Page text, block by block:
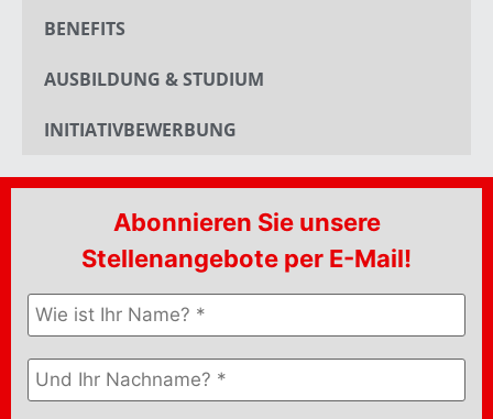
BENEFITS
AUSBILDUNG & STUDIUM
INITIATIVBEWERBUNG
Abonnieren Sie unsere
Stellenangebote per E-Mail!